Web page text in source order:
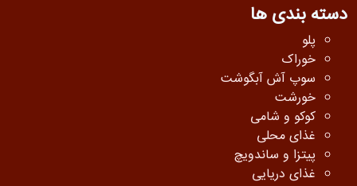
دسته بندی ها
پلو
خوراک
سوپ آش آبگوشت
خورشت
کوکو و شامی
غذای محلی
پیتزا و ساندویچ
غذای دریایی